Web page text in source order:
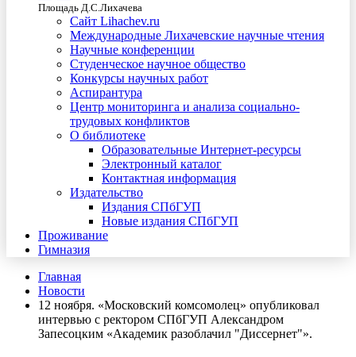
Площадь Д.С.Лихачева
Сайт Lihachev.ru
Международные Лихачевские научные чтения
Научные конференции
Студенческое научное общество
Конкурсы научных работ
Аспирантура
Центр мониторинга и анализа социально-
трудовых конфликтов
О библиотеке
Образовательные Интернет-ресурсы
Электронный каталог
Контактная информация
Издательство
Издания СПбГУП
Новые издания СПбГУП
Проживание
Гимназия
Главная
Новости
12 ноября. «Московский комсомолец» опубликовал
интервью с ректором СПбГУП Александром
Запесоцким «Академик разоблачил "Диссернет"».